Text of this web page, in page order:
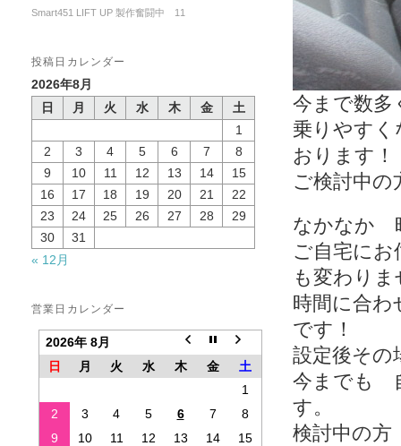
Smart451 LIFT UP 製作奮闘中 11
投稿日カレンダー
2026年8月
日
月 火 水 木 金
土
1
2
3 4 5 6 7
8
9
10 11 12 13 14
15
16
17 18 19 20 21
22
23
24 25 26 27 28
29
30
31
« 12月
営業日カレンダー
2026年 8月
日
月 火 水 木 金
土
1
2
3 4 5 6 7
8
9
10 11 12 13 14
15
今まで数多
乗りやす
おります！
ご検討中
なかなか
ご自宅に
も変わりま
時間に合
です！
設定後そ
今までも
す。
検討中の